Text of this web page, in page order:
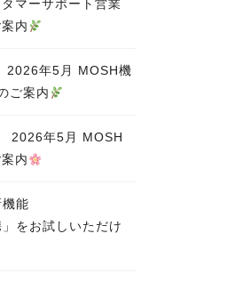
マーサポート営業
内
2026年5月 MOSH機
ご案内
2026年5月 MOSH
内
機能
をお試しいただけ